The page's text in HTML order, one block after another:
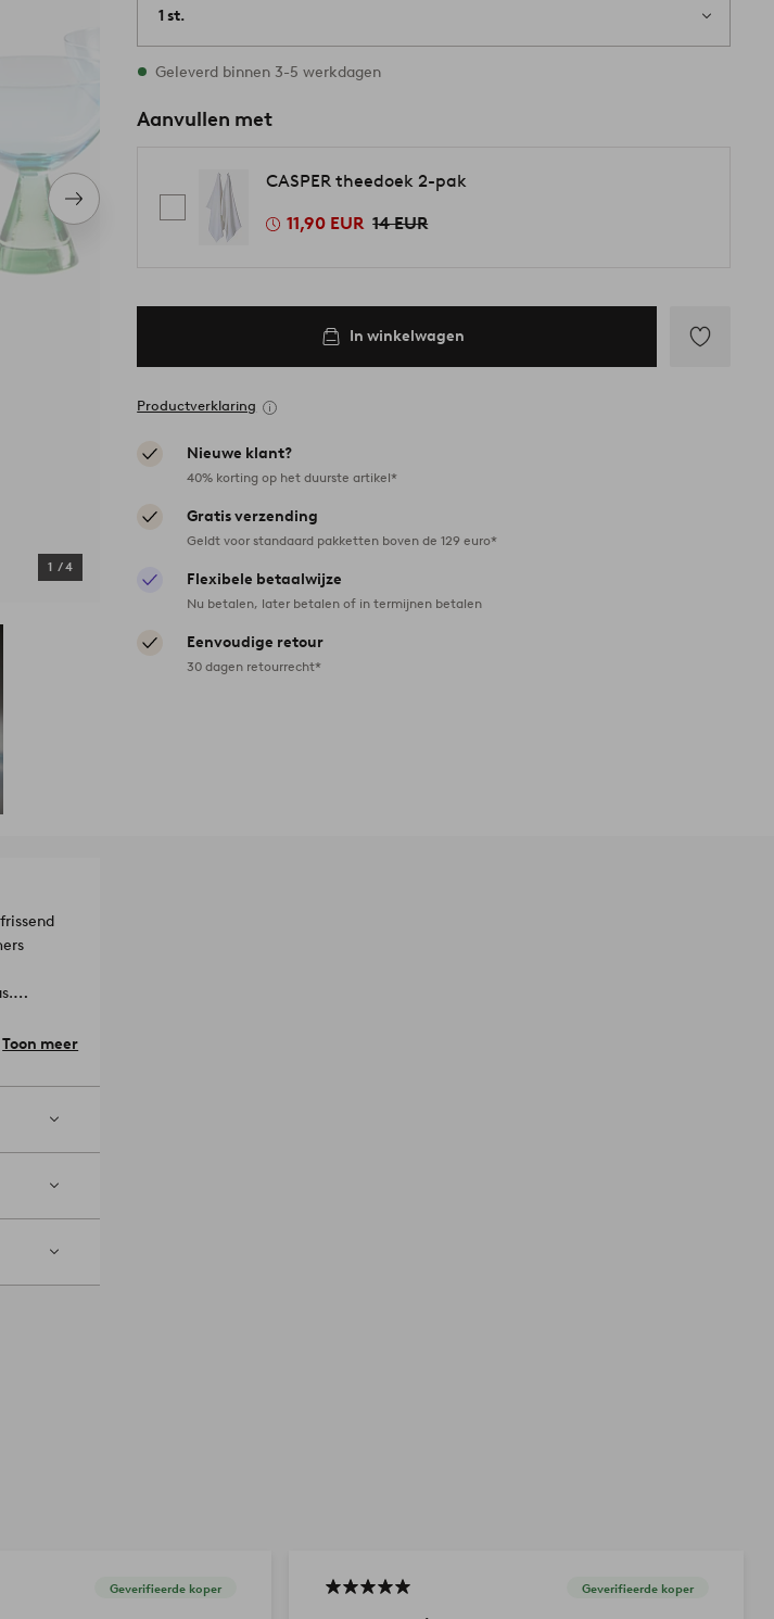
Volgend
item
1 /4
1 st.
Op voorraad
Geleverd binnen 3-5 werkdagen
Aanvullen met
CASPER theedoek 2-pak
11,90 EUR 14 EUR
In winkelwagen
Productverklaring
Nieuwe klant?
40% korting op het duurste artikel*
Gratis verzending
Geldt voor standaard pakketten boven de 129 euro*
Flexibele betaalwijze
Nu betalen, later betalen of in termijnen betalen
Eenvoudige retour
30 dagen retourrecht*
Toon meer
Geverifieerde koper Geverifieerde koper